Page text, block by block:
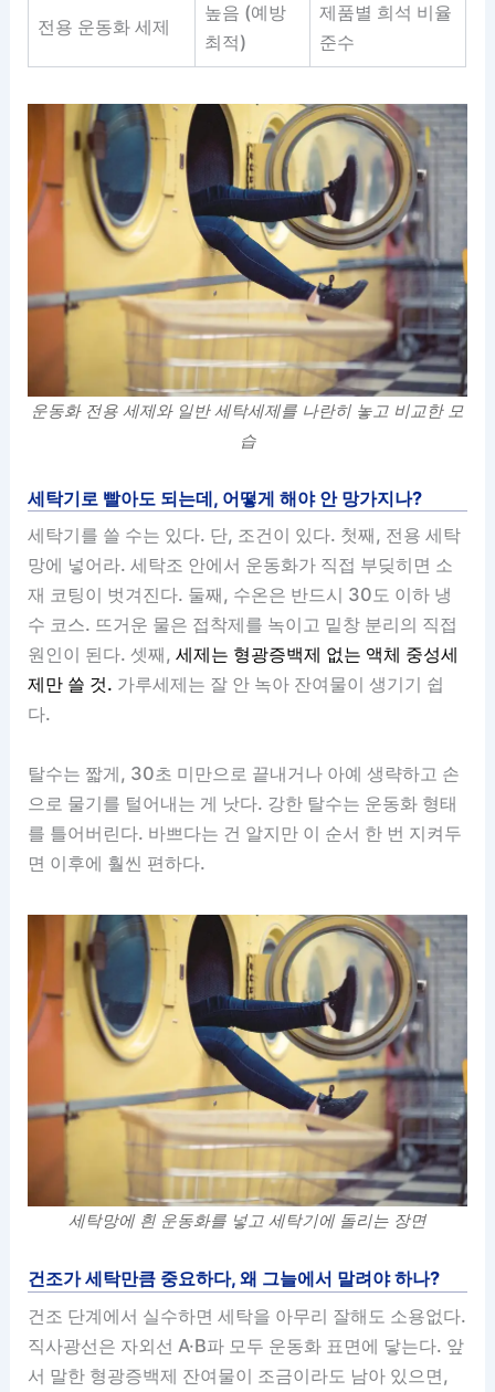
전용 운동화 세제
높음 (예방
최적)
제품별 희석 비율
준수
운동화 전용 세제와 일반 세탁세제를 나란히 놓고 비교한 모
습
세탁기로 빨아도 되는데, 어떻게 해야 안 망가지나?
세탁기를 쓸 수는 있다. 단, 조건이 있다. 첫째, 전용 세탁
망에 넣어라. 세탁조 안에서 운동화가 직접 부딪히면 소
재 코팅이 벗겨진다. 둘째, 수온은 반드시 30도 이하 냉
수 코스. 뜨거운 물은 접착제를 녹이고 밑창 분리의 직접
원인이 된다. 셋째,세제는 형광증백제 없는 액체 중성세
제만 쓸 것. 가루세제는 잘 안 녹아 잔여물이 생기기 쉽
다.
탈수는 짧게, 30초 미만으로 끝내거나 아예 생략하고 손
으로 물기를 털어내는 게 낫다. 강한 탈수는 운동화 형태
를 틀어버린다. 바쁘다는 건 알지만 이 순서 한 번 지켜두
면 이후에 훨씬 편하다.
세탁망에 흰 운동화를 넣고 세탁기에 돌리는 장면
건조가 세탁만큼 중요하다, 왜 그늘에서 말려야 하나?
건조 단계에서 실수하면 세탁을 아무리 잘해도 소용없다.
직사광선은 자외선 A·B파 모두 운동화 표면에 닿는다. 앞
서 말한 형광증백제 잔여물이 조금이라도 남아 있으면,